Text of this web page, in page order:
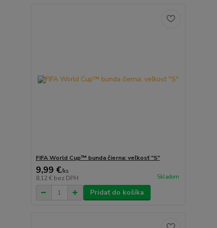
FIFA World Cup™ bunda čierna: veľkosť "S"
9,99 €/ks
8,12 € bez DPH Skladom
Pridať do košíka